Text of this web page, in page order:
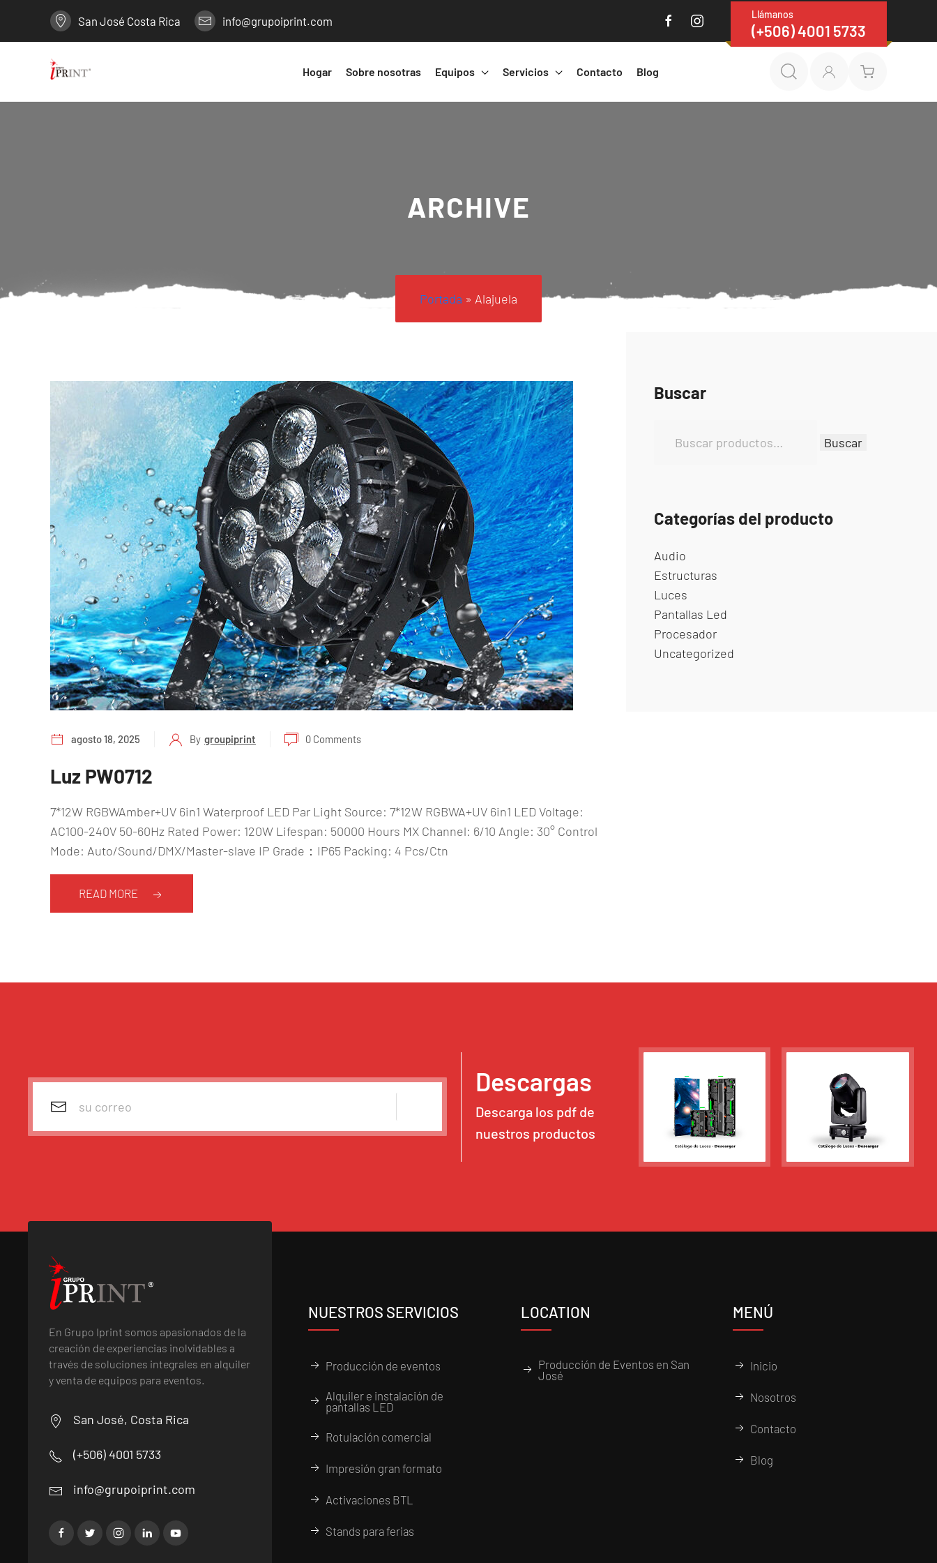
San José Costa Rica info@grupoiprint.com Llámanos
(+506) 4001 5733
Hogar Sobre nosotras Equipos Servicios Contacto Blog
ARCHIVE
Portada » Alajuela
agosto 18, 2025 By groupiprint 0 Comments
Luz PW0712
7*12W RGBWAmber+UV 6in1 Waterproof LED Par Light Source: 7*12W RGBWA+UV 6in1 LED Voltage:
AC100-240V 50-60Hz Rated Power: 120W Lifespan: 50000 Hours MX Channel: 6/10 Angle: 30° Control
Mode: Auto/Sound/DMX/Master-slave IP Grade：IP65 Packing: 4 Pcs/Ctn
READ MORE
Buscar
r
Buscar
Categorías del producto
Audio
Estructuras
Luces
Pantallas Led
Procesador
Uncategorized
Descargas
Descarga los pdf de
nuestros productos
En Grupo Iprint somos apasionados de la
creación de experiencias inolvidables a
través de soluciones integrales en alquiler
y venta de equipos para eventos.
San José, Costa Rica
(+506) 4001 5733
info@grupoiprint.com
NUESTROS SERVICIOS
Producción de eventos
Alquiler e instalación de
pantallas LED
Rotulación comercial
Impresión gran formato
Activaciones BTL
Stands para ferias
LOCATION
Producción de Eventos en San
José
MENÚ
Inicio
Nosotros
Contacto
Blog